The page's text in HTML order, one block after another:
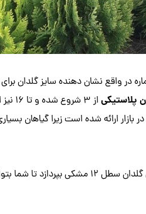
در واقع نشان دهنده سایز گلدان
پلاستیکی
از 3
امروز در بازار ارائه شده است زیرا گیاهان
از این رو در این مطلب هیراد پلاست قصد دارد به معرفی یکی از رایج ترین گلدانها یعنی گلدان سطل 12